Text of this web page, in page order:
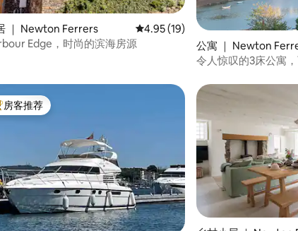
满分 5 分），共 21 条评价
｜ Newton Ferrers 平均评分 4.95 分（满分 5 分），
4.95 (19)
Edge，时尚的滨海房源
公寓 ｜ Newton
令人惊叹的3床公寓
门「房客推荐」
房客推荐